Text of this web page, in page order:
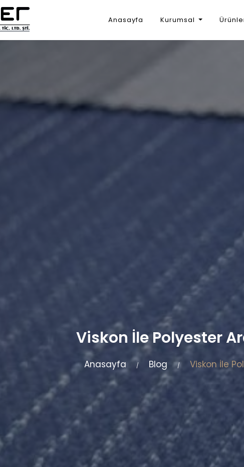
Anasayfa Kurumsal
Viskon İle Polyester
Anasayfa / Blog / Viskon İle